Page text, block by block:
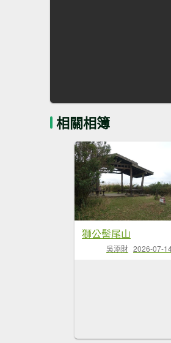
相關相簿
獅公髻尾山
吳添財 2026-07-